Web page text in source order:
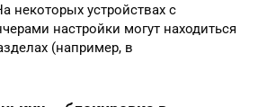
некоторых устройствах с
настройки могут находиться
(например, в